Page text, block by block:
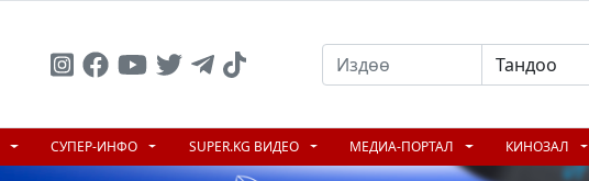
СУПЕР-ИНФО SUPER.KG ВИДЕО МЕДИА-ПОРТАЛ КИНОЗАЛ